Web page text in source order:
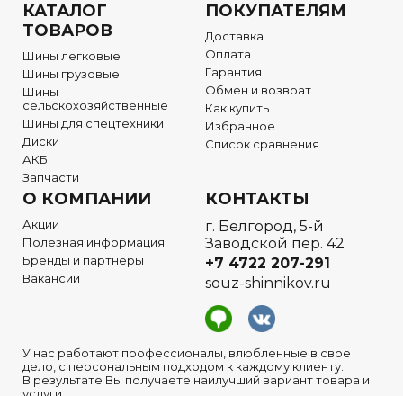
КАТАЛОГ
ТОВАРОВ
Шины легковые
Шины грузовые
Шины
сельскохозяйственные
Шины для спецтехники
Диски
АКБ
Запчасти
ПОКУПАТЕЛЯМ
Доставка
Оплата
Гарантия
Обмен и возврат
Как купить
Избранное
Список сравнения
О КОМПАНИИ
Акции
Полезная информация
Бренды и партнеры
Вакансии
У нас работают профессионалы, влюбленные в свое
дело, с персональным подходом к каждому клиенту.
В результате Вы получаете наилучший вариант товара и
КОНТАКТЫ
г. Белгород, 5-й
Заводской пер. 42
+7 4722 207-291
souz-shinnikov.ru